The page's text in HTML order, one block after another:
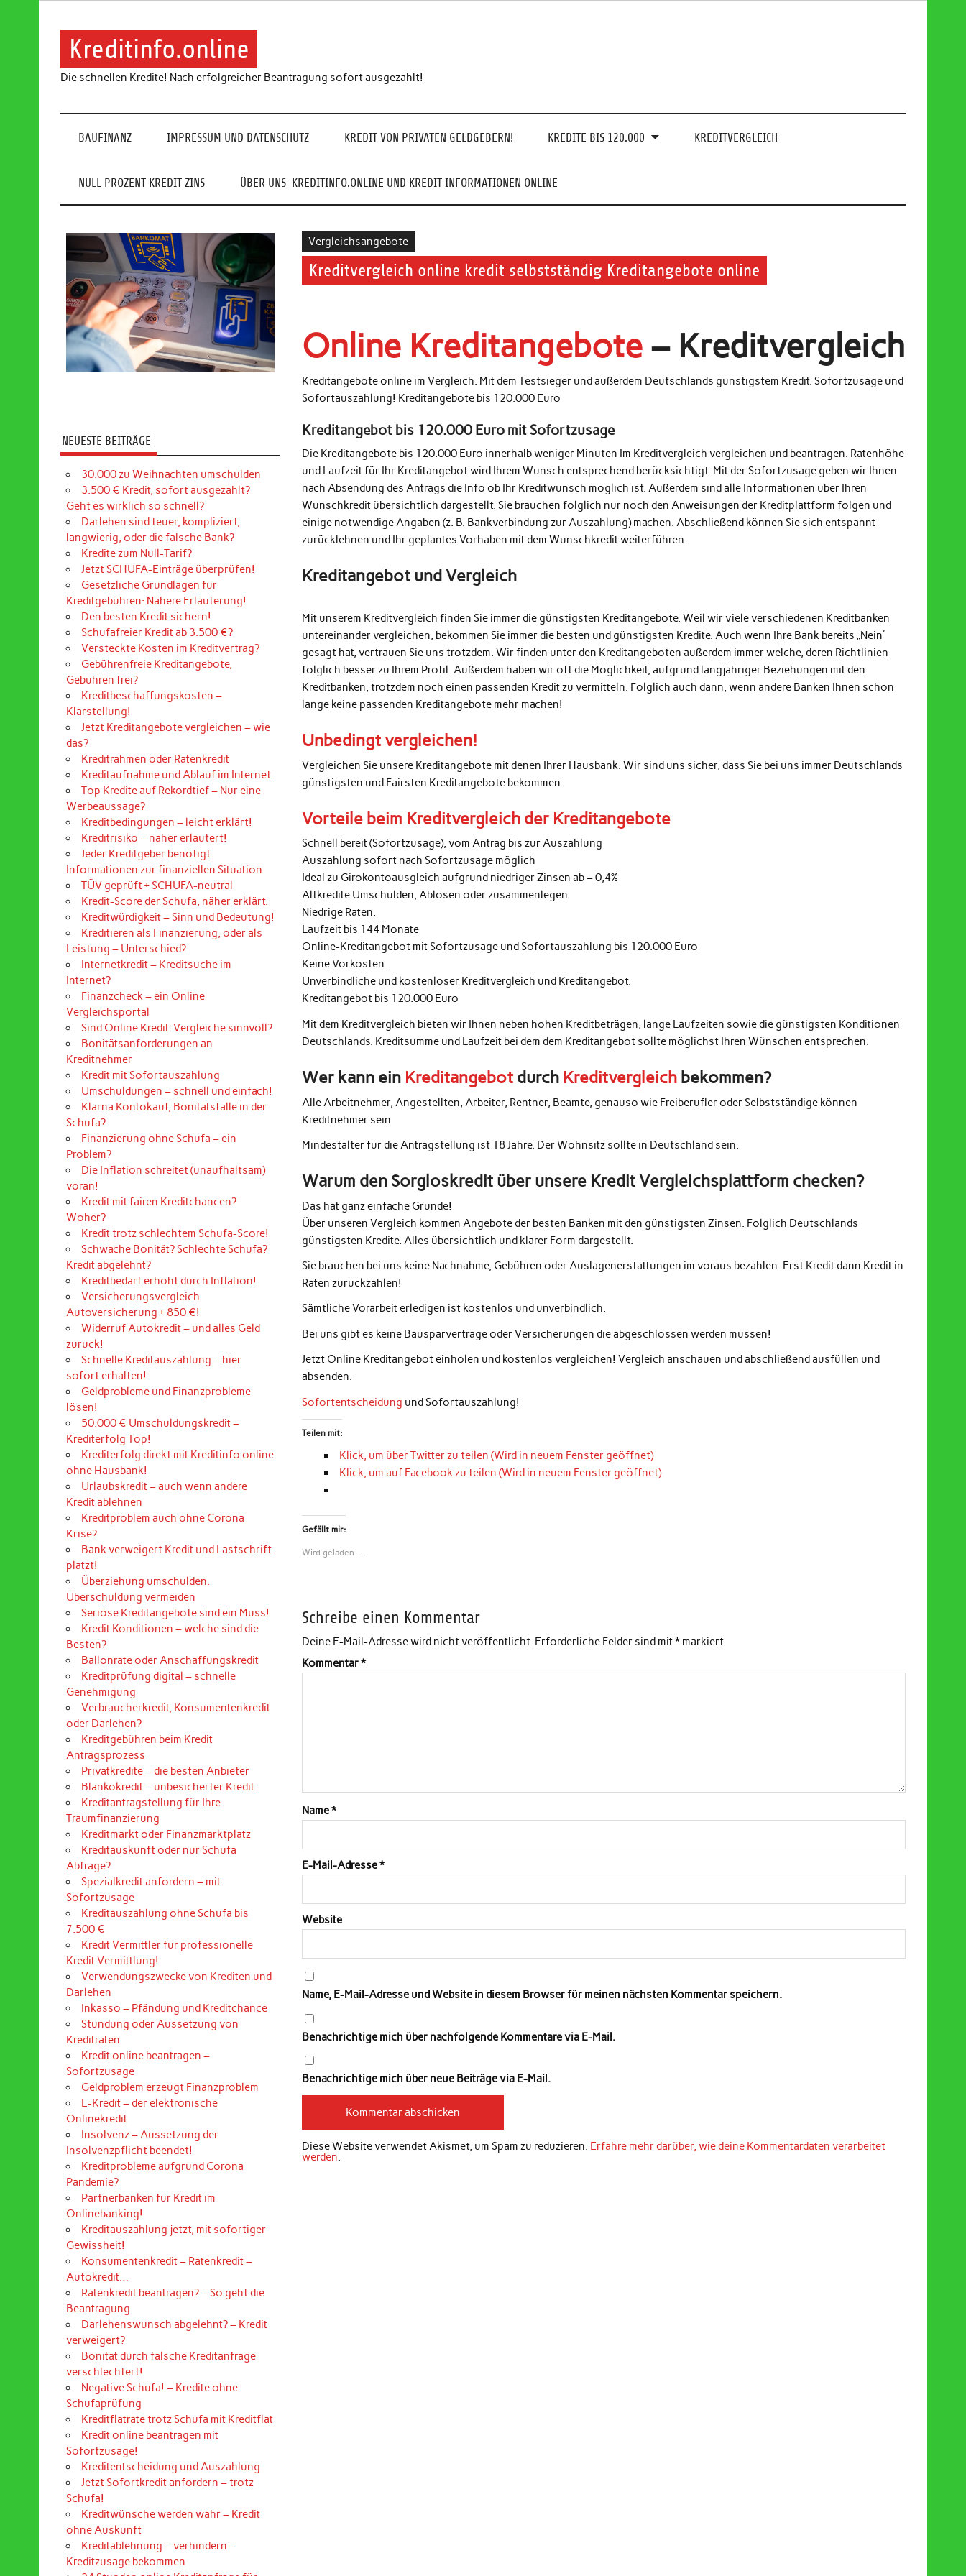
Kreditinfo.online
Die schnellen Kredite! Nach erfolgreicher Beantragung sofort ausgezahlt!
BAUFINANZ IMPRESSUM UND DATENSCHUTZ KREDIT VON PRIVATEN GELDGEBERN! KREDITE BIS 120.000 KREDITVERGLEICH
NULL PROZENT KREDIT ZINS ÜBER UNS-KREDITINFO.ONLINE UND KREDIT INFORMATIONEN ONLINE
Vergleichsangebote
Kreditvergleich online kredit selbstständig Kreditangebote online
Online Kreditangebote – Kreditvergleich
Kreditangebote online im Vergleich. Mit dem Testsieger und außerdem Deutschlands günstigstem Kredit. Sofortzusage und
Sofortauszahlung! Kreditangebote bis 120.000 Euro
Kreditangebot bis 120.000 Euro mit Sofortzusage
Die Kreditangebote bis 120.000 Euro innerhalb weniger Minuten Im Kreditvergleich vergleichen und beantragen. Ratenhöhe
und Laufzeit für Ihr Kreditangebot wird Ihrem Wunsch entsprechend berücksichtigt. Mit der Sofortzusage geben wir Ihnen
nach Absendung des Antrags die Info ob Ihr Kreditwunsch möglich ist. Außerdem sind alle Informationen über Ihren
Wunschkredit übersichtlich dargestellt. Sie brauchen folglich nur noch den Anweisungen der Kreditplattform folgen und
einige notwendige Angaben (z. B. Bankverbindung zur Auszahlung) machen. Abschließend können Sie sich entspannt
zurücklehnen und Ihr geplantes Vorhaben mit dem Wunschkredit weiterführen.
Kreditangebot und Vergleich
Mit unserem Kreditvergleich finden Sie immer die günstigsten Kreditangebote. Weil wir viele verschiedenen Kreditbanken
untereinander vergleichen, bekommen Sie immer die besten und günstigsten Kredite. Auch wenn Ihre Bank bereits „Nein“
gesagt hat, vertrauen Sie uns trotzdem. Wir finden unter den Kreditangeboten außerdem immer welche, deren Richtlinien
folglich besser zu Ihrem Profil. Außerdem haben wir oft die Möglichkeit, aufgrund langjähriger Beziehungen mit den
Kreditbanken, trotzdem noch einen passenden Kredit zu vermitteln. Folglich auch dann, wenn andere Banken Ihnen schon
lange keine passenden Kreditangebote mehr machen!
Unbedingt vergleichen!
Vergleichen Sie unsere Kreditangebote mit denen Ihrer Hausbank. Wir sind uns sicher, dass Sie bei uns immer Deutschlands
günstigsten und Fairsten Kreditangebote bekommen.
Vorteile beim Kreditvergleich der Kreditangebote
Schnell bereit (Sofortzusage), vom Antrag bis zur Auszahlung
Auszahlung sofort nach Sofortzusage möglich
Ideal zu Girokontoausgleich aufgrund niedriger Zinsen ab – 0,4%
Altkredite Umschulden, Ablösen oder zusammenlegen
Niedrige Raten.
Laufzeit bis 144 Monate
Online-Kreditangebot mit Sofortzusage und Sofortauszahlung bis 120.000 Euro
Keine Vorkosten.
Unverbindliche und kostenloser Kreditvergleich und Kreditangebot.
Kreditangebot bis 120.000 Euro
Mit dem Kreditvergleich bieten wir Ihnen neben hohen Kreditbeträgen, lange Laufzeiten sowie die günstigsten Konditionen
Deutschlands. Kreditsumme und Laufzeit bei dem dem Kreditangebot sollte möglichst Ihren Wünschen entsprechen.
Wer kann ein Kreditangebot durch Kreditvergleich bekommen?
Alle Arbeitnehmer, Angestellten, Arbeiter, Rentner, Beamte, genauso wie Freiberufler oder Selbstständige können
Kreditnehmer sein
Mindestalter für die Antragstellung ist 18 Jahre. Der Wohnsitz sollte in Deutschland sein.
Warum den Sorgloskredit über unsere Kredit Vergleichsplattform checken?
Das hat ganz einfache Gründe!
Über unseren Vergleich kommen Angebote der besten Banken mit den günstigsten Zinsen. Folglich Deutschlands
günstigsten Kredite. Alles übersichtlich und klarer Form dargestellt.
Sie brauchen bei uns keine Nachnahme, Gebühren oder Auslagenerstattungen im voraus bezahlen. Erst Kredit dann Kredit in
Raten zurückzahlen!
Sämtliche Vorarbeit erledigen ist kostenlos und unverbindlich.
Bei uns gibt es keine Bausparverträge oder Versicherungen die abgeschlossen werden müssen!
Jetzt Online Kreditangebot einholen und kostenlos vergleichen! Vergleich anschauen und abschließend ausfüllen und
absenden.
Sofortentscheidung und Sofortauszahlung!
Teilen mit:
Klick, um über Twitter zu teilen (Wird in neuem Fenster geöffnet)
Klick, um auf Facebook zu teilen (Wird in neuem Fenster geöffnet)
Gefällt mir:
Wird geladen …
Schreibe einen Kommentar
Deine E-Mail-Adresse wird nicht veröffentlicht. Erforderliche Felder sind mit* markiert
Kommentar*
Name*
E-Mail-Adresse*
Website
Name, E-Mail-Adresse und Website in diesem Browser für meinen nächsten Kommentar speichern.
Benachrichtige mich über nachfolgende Kommentare via E-Mail.
Benachrichtige mich über neue Beiträge via E-Mail.
Diese Website verwendet Akismet, um Spam zu reduzieren. Erfahre mehr darüber, wie deine Kommentardaten verarbeitet
werden.
NEUESTE BEITRÄGE
30.000 zu Weihnachten umschulden
3.500 € Kredit, sofort ausgezahlt?
Geht es wirklich so schnell?
Darlehen sind teuer, kompliziert,
langwierig, oder die falsche Bank?
Kredite zum Null-Tarif?
Jetzt SCHUFA-Einträge überprüfen!
Gesetzliche Grundlagen für
Kreditgebühren: Nähere Erläuterung!
Den besten Kredit sichern!
Schufafreier Kredit ab 3.500 €?
Versteckte Kosten im Kreditvertrag?
Gebührenfreie Kreditangebote,
Gebühren frei?
Kreditbeschaffungskosten –
Klarstellung!
Jetzt Kreditangebote vergleichen – wie
das?
Kreditrahmen oder Ratenkredit
Kreditaufnahme und Ablauf im Internet.
Top Kredite auf Rekordtief – Nur eine
Werbeaussage?
Kreditbedingungen – leicht erklärt!
Kreditrisiko – näher erläutert!
Jeder Kreditgeber benötigt
Informationen zur finanziellen Situation
TÜV geprüft + SCHUFA-neutral
Kredit-Score der Schufa, näher erklärt.
Kreditwürdigkeit – Sinn und Bedeutung!
Kreditieren als Finanzierung, oder als
Leistung – Unterschied?
Internetkredit – Kreditsuche im
Internet?
Finanzcheck – ein Online
Vergleichsportal
Sind Online Kredit-Vergleiche sinnvoll?
Bonitätsanforderungen an
Kreditnehmer
Kredit mit Sofortauszahlung
Umschuldungen – schnell und einfach!
Klarna Kontokauf, Bonitätsfalle in der
Schufa?
Finanzierung ohne Schufa – ein
Problem?
Die Inflation schreitet (unaufhaltsam)
voran!
Kredit mit fairen Kreditchancen?
Woher?
Kredit trotz schlechtem Schufa-Score!
Schwache Bonität? Schlechte Schufa?
Kredit abgelehnt?
Kreditbedarf erhöht durch Inflation!
Versicherungsvergleich
Autoversicherung + 850 €!
Widerruf Autokredit – und alles Geld
zurück!
Schnelle Kreditauszahlung – hier
sofort erhalten!
Geldprobleme und Finanzprobleme
lösen!
50.000 € Umschuldungskredit –
Krediterfolg Top!
Krediterfolg direkt mit Kreditinfo online
ohne Hausbank!
Urlaubskredit – auch wenn andere
Kredit ablehnen
Kreditproblem auch ohne Corona
Krise?
Bank verweigert Kredit und Lastschrift
platzt!
Überziehung umschulden.
Überschuldung vermeiden
Seriöse Kreditangebote sind ein Muss!
Kredit Konditionen – welche sind die
Besten?
Ballonrate oder Anschaffungskredit
Kreditprüfung digital – schnelle
Genehmigung
Verbraucherkredit, Konsumentenkredit
oder Darlehen?
Kreditgebühren beim Kredit
Antragsprozess
Privatkredite – die besten Anbieter
Blankokredit – unbesicherter Kredit
Kreditantragstellung für Ihre
Traumfinanzierung
Kreditmarkt oder Finanzmarktplatz
Kreditauskunft oder nur Schufa
Abfrage?
Spezialkredit anfordern – mit
Sofortzusage
Kreditauszahlung ohne Schufa bis
7.500 €
Kredit Vermittler für professionelle
Kredit Vermittlung!
Verwendungszwecke von Krediten und
Darlehen
Inkasso – Pfändung und Kreditchance
Stundung oder Aussetzung von
Kreditraten
Kredit online beantragen –
Sofortzusage
Geldproblem erzeugt Finanzproblem
E-Kredit – der elektronische
Onlinekredit
Insolvenz – Aussetzung der
Insolvenzpflicht beendet!
Kreditprobleme aufgrund Corona
Pandemie?
Partnerbanken für Kredit im
Onlinebanking!
Kreditauszahlung jetzt, mit sofortiger
Gewissheit!
Konsumentenkredit – Ratenkredit –
Autokredit…
Ratenkredit beantragen? – So geht die
Beantragung
Darlehenswunsch abgelehnt? – Kredit
verweigert?
Bonität durch falsche Kreditanfrage
verschlechtert!
Negative Schufa! – Kredite ohne
Schufaprüfung
Kreditflatrate trotz Schufa mit Kreditflat
Kredit online beantragen mit
Sofortzusage!
Kreditentscheidung und Auszahlung
Jetzt Sofortkredit anfordern – trotz
Schufa!
Kreditwünsche werden wahr – Kredit
ohne Auskunft
Kreditablehnung – verhindern –
Kreditzusage bekommen